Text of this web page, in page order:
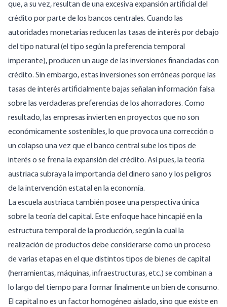
que, a su vez, resultan de una excesiva expansión artificial del
crédito por parte de los bancos centrales. Cuando las
autoridades monetarias reducen las tasas de interés por debajo
del tipo natural (el tipo según la preferencia temporal
imperante), producen un auge de las inversiones financiadas con
crédito. Sin embargo, estas inversiones son erróneas porque las
tasas de interés artificialmente bajas señalan información falsa
sobre las verdaderas preferencias de los ahorradores. Como
resultado, las empresas invierten en proyectos que no son
económicamente sostenibles, lo que provoca una corrección o
un colapso una vez que el banco central sube los tipos de
interés o se frena la expansión del crédito. Así pues, la teoría
austriaca subraya la importancia del dinero sano y los peligros
de la intervención estatal en la economía.
La escuela austriaca también posee una perspectiva única
sobre la teoría del capital. Este enfoque hace hincapié en la
estructura temporal de la producción, según la cual la
realización de productos debe considerarse como un proceso
de varias etapas en el que distintos tipos de bienes de capital
(herramientas, máquinas, infraestructuras, etc.) se combinan a
lo largo del tiempo para formar finalmente un bien de consumo.
El capital no es un factor homogéneo aislado, sino que existe en